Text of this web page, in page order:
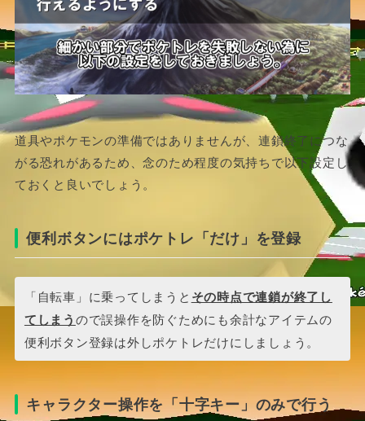
道具やポケモンの準備ではありませんが、連鎖終了につな
がる恐れがあるため、念のため程度の気持ちで以下設定し
ておくと良いでしょう。
便利ボタンにはポケトレ「だけ」を登録
「自転車」に乗ってしまうと その時点で連鎖が終了し
てしまうので誤操作を防ぐためにも余計なアイテムの
便利ボタン登録は外しポケトレだけにしましょう。
キャラクター操作を「十字キー」のみで行う